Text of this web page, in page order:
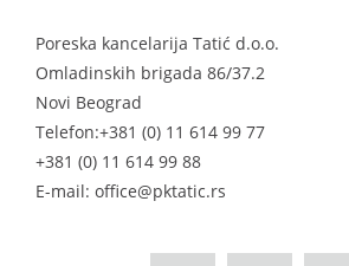
Poreska kancelarija Tatić d.o.o.
Omladinskih brigada 86/37.2
Novi Beograd
Telefon:+381 (0) 11 614 99 77
+381 (0) 11 614 99 88
E-mail: office@pktatic.rs